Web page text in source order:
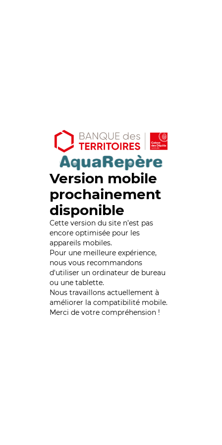
Version mobile
prochainement
disponible
Cette version du site n’est pas
encore optimisée pour les
appareils mobiles.
Pour une meilleure expérience,
nous vous recommandons
d'utiliser un ordinateur de bureau
ou une tablette.
Nous travaillons actuellement à
améliorer la compatibilité mobile.
Merci de votre compréhension !